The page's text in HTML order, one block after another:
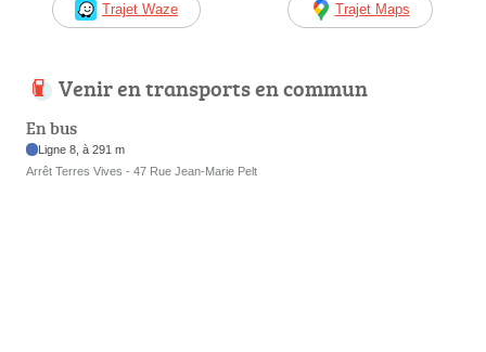
Trajet Waze Trajet Maps
Venir en transports en commun
En bus
Ligne 8, à 291 m
Arrêt Terres Vives - 47 Rue Jean-Marie Pelt